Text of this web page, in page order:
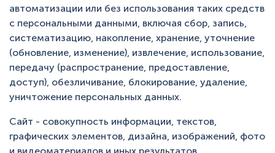
автоматизации или без использования таких средств
с персональными данными, включая сбор, запись,
систематизацию, накопление, хранение, уточнение
(обновление, изменение), извлечение, использование,
передачу (распространение, предоставление,
доступ), обезличивание, блокирование, удаление,
уничтожение персональных данных.
Сайт - совокупность информации, текстов,
графических элементов, дизайна, изображений, фото